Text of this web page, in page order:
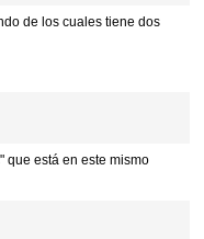
de los cuales tiene dos
que está en este mismo